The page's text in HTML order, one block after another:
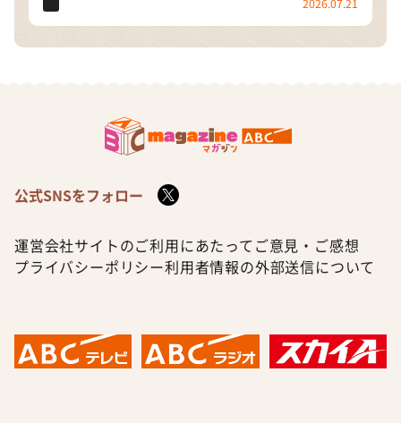
2026.07.21
公式SNSをフォロー
運営会社サイトのご利用にあたって ご意見・ご感想
プライバシーポリシー利用者情報の外部送信について